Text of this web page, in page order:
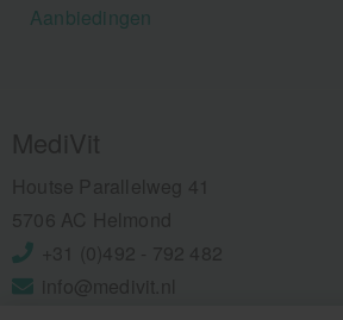
Aanbiedingen